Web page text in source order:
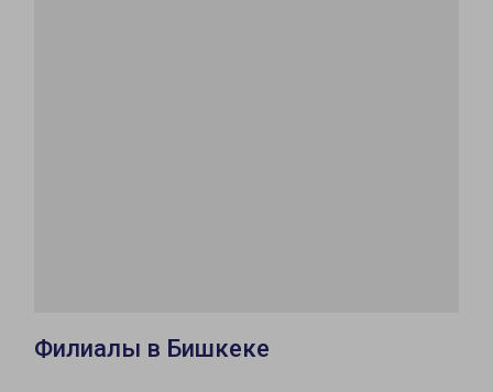
Филиалы в Бишкеке